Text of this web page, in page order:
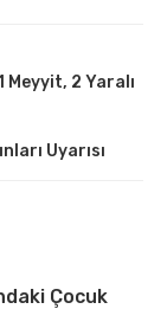
Meyyit, 2 Yaralı
Uyarısı
Çocuk